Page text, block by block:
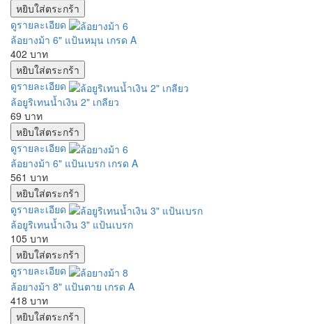
ดูรายละเอียด
ล้อยางม้า 6" แป้นหมุน เกรด A
402 บาท
ดูรายละเอียด
ล้อยูริเทนน้ำเงิน 2" เกลียว
69 บาท
ดูรายละเอียด
ล้อยางม้า 6" แป้นเบรก เกรด A
561 บาท
ดูรายละเอียด
ล้อยูริเทนน้ำเงิน 3" แป้นเบรก
105 บาท
ดูรายละเอียด
ล้อยางม้า 8" แป้นตาย เกรด A
418 บาท